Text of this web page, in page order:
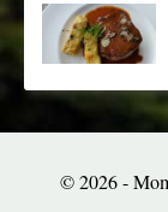
© 2026 -